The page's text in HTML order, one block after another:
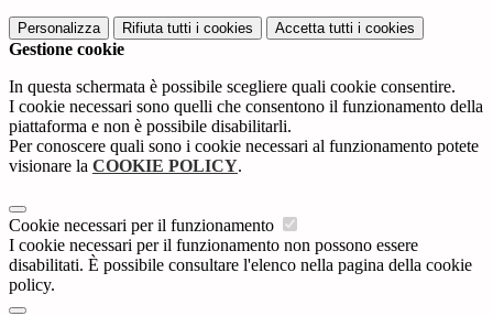
Personalizza Rifiuta tutti i cookies Accetta tutti i cookies
Gestione cookie
In questa schermata è possibile scegliere quali cookie consentire.
I cookie necessari sono quelli che consentono il funzionamento della
piattaforma e non è possibile disabilitarli.
Per conoscere quali sono i cookie necessari al funzionamento potete
visionare la COOKIE POLICY.
Cookie necessari per il funzionamento
I cookie necessari per il funzionamento non possono essere
disabilitati. È possibile consultare l'elenco nella pagina della cookie
policy.